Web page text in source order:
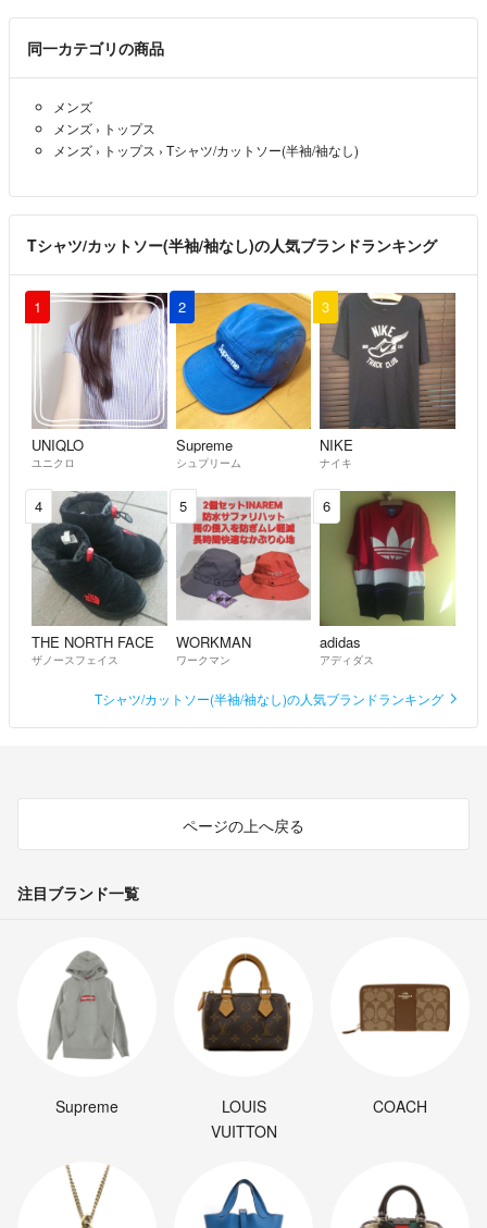
同一カテゴリの商品
メンズ
メンズ › トップス
メンズ › トップス › Tシャツ/カットソー(半袖/袖なし)
Tシャツ/カットソー(半袖/袖なし)の人気ブランドランキング
1
UNIQLO
ユニクロ
2
Supreme
シュプリーム
3
NIKE
ナイキ
4
THE NORTH FACE
ザノースフェイス
5
WORKMAN
ワークマン
6
adidas
アディダス
Tシャツ/カットソー(半袖/袖なし)の人気ブランドランキング
ページの上へ戻る
注目ブランド一覧
Supreme
LOUIS
VUITTON
COACH